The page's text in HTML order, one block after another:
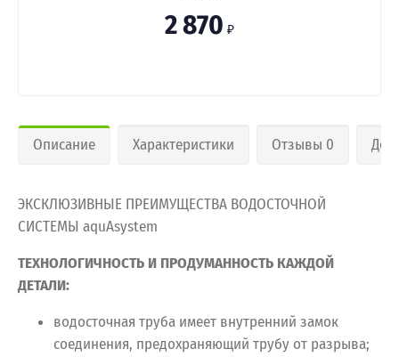
2 870 ₽
Описание Характеристики Отзывы 0
ЭКСКЛЮЗИВНЫЕ ПРЕИМУЩЕСТВА ВОДОСТОЧНОЙ
СИСТЕМЫ aquAsystem
ТЕХНОЛОГИЧНОСТЬ И ПРОДУМАННОСТЬ КАЖДОЙ
ДЕТАЛИ:
водосточная труба имеет внутренний замок
соединения, предохраняющий трубу от разрыва;